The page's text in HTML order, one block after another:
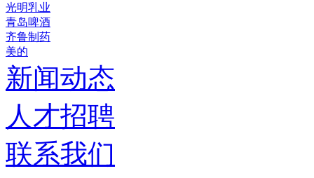
光明乳业
青岛啤酒
齐鲁制药
美的
新闻动态
人才招聘
联系我们